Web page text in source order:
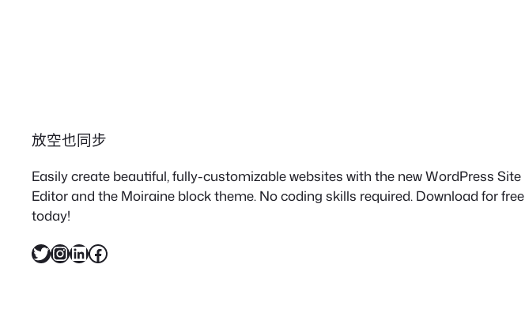
放空也同步
Easily create beautiful, fully-customizable websites with the new WordPress Site
Editor and the Moiraine block theme. No coding skills required. Download for free
today!
X InstagramLinkedIn Facebook